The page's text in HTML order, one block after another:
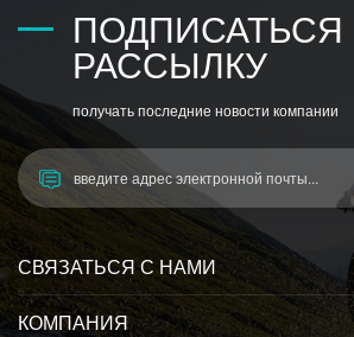
ПОДПИСАТЬСЯ
РАССЫЛКУ
получать последние новости компании
СВЯЗАТЬСЯ С НАМИ
КОМПАНИЯ